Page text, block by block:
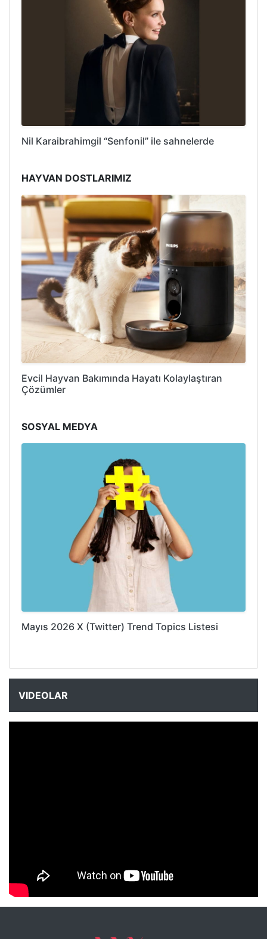
Nil Karaibrahimgil “Senfonil” ile sahnelerde
HAYVAN DOSTLARIMIZ
Evcil Hayvan Bakımında Hayatı Kolaylaştıran
Çözümler
SOSYAL MEDYA
Mayıs 2026 X (Twitter) Trend Topics Listesi
VIDEOLAR
NYXmag 2. Yaş Kutlama Etkinliği